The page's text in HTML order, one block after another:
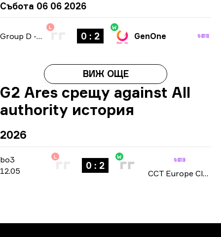
Събота 06 06 2026
Group D - bo3
L
0 : 2
W
GenOne
ВИЖ ОЩЕ
G2 Ares срещу against All
authority история
2026
bo3 -bo3
12.05
L
0 : 2
W
CCT Europe Closed Qualifier: Series #2 2026